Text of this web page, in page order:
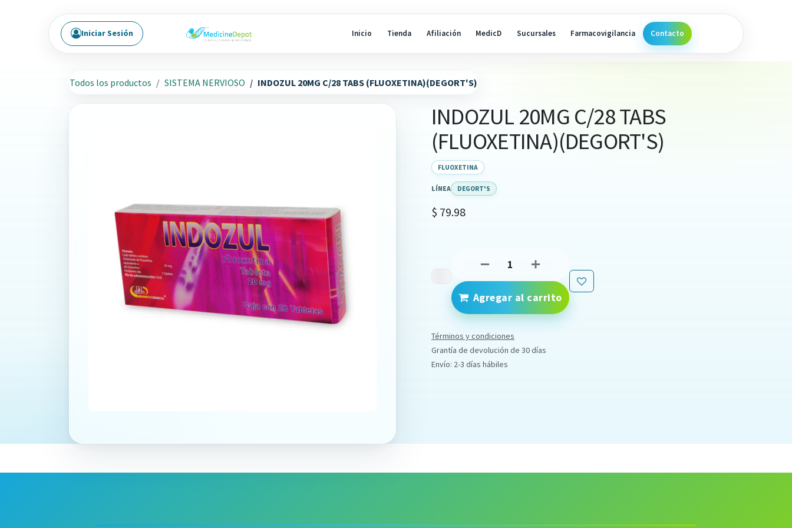
Inicio Tienda Afiliación MedicD Sucursales Farmacovigilancia Contacto
Iniciar Sesión
Todos los productos SISTEMA NERVIOSO INDOZUL 20MG C/28 TABS (FLUOXETINA)(DEGORT'S)
INDOZUL 20MG C/28 TABS
(FLUOXETINA)(DEGORT'S)
FLUOXETINA
LÍNEA DEGORT'S
$ 79.98
Agregar al carrito
Términos y condiciones
Grantía de devolución de 30 días
Envío: 2-3 días hábiles